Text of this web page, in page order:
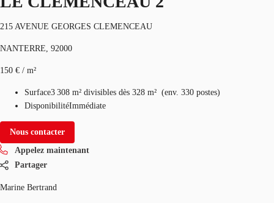
215 AVENUE GEORGES CLEMENCEAU
NANTERRE, 92000
150 € / m²
Surface3 308 m² divisibles dès 328 m² (env. 330 postes)
DisponibilitéImmédiate
Nous contacter
Appelez maintenant
Partager
Marine Bertrand